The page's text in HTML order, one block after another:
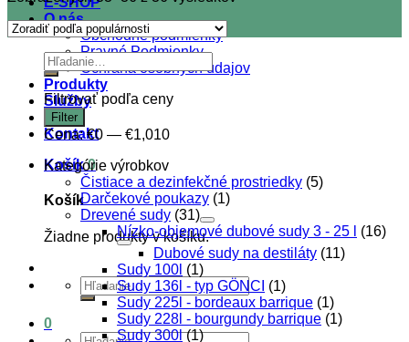
O nás
Obchodné podmienky
Pravné Podmienky
Ochrana osobných údajov
Produkty
Služby
Blog
Kontakt
Košík0
Košík
Žiadne produkty v košíku.
Hľadať:
0
Hľadať:
Hľadať:
Filtrovať podľa ceny
Minimálna
cena
Maximálna
cena
Filter
Cena:€0 — €1,010
Kategórie výrobkov
Čistiace a dezinfekčné prostriedky (5)
Darčekové poukazy (1)
Drevené sudy (31)
Nízko-objemové dubové sudy 3 - 25 l
(16)
Dubové sudy na destiláty (11)
Sudy 100l (1)
Sudy 136l - typ GÖNCI (1)
Sudy 225l - bordeaux barrique (1)
Sudy 228l - bourgundy barrique (1)
Sudy 300l (1)